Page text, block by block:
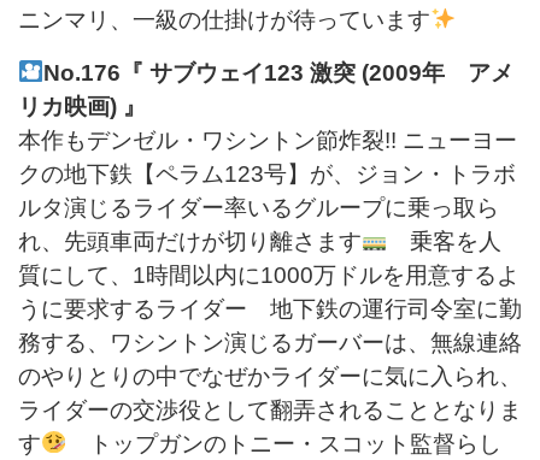
ニンマリ、一級の仕掛けが待っています
No.176『 サブウェイ123 激突 (2009年 アメ
リカ映画) 』
本作もデンゼル・ワシントン節炸裂!! ニューヨー
クの地下鉄【ペラム123号】が、ジョン・トラボ
ルタ演じるライダー率いるグループに乗っ取ら
れ、先頭車両だけが切り離さます
乗客を人
質にして、1時間以内に1000万ドルを用意するよ
うに要求するライダー 地下鉄の運行司令室に勤
務する、ワシントン演じるガーバーは、無線連絡
のやりとりの中でなぜかライダーに気に入られ、
ライダーの交渉役として翻弄されることとなりま
す
トップガンのトニー・スコット監督らし